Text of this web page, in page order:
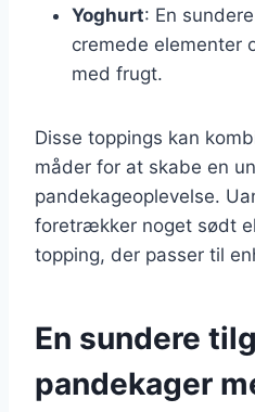
Yoghurt: En
cremede elementer
med frugt.
Disse toppings kan
måder for at skabe en
pandekageoplevelse.
foretrækker noget sødt
topping, der passer til
En sundere
pandekager